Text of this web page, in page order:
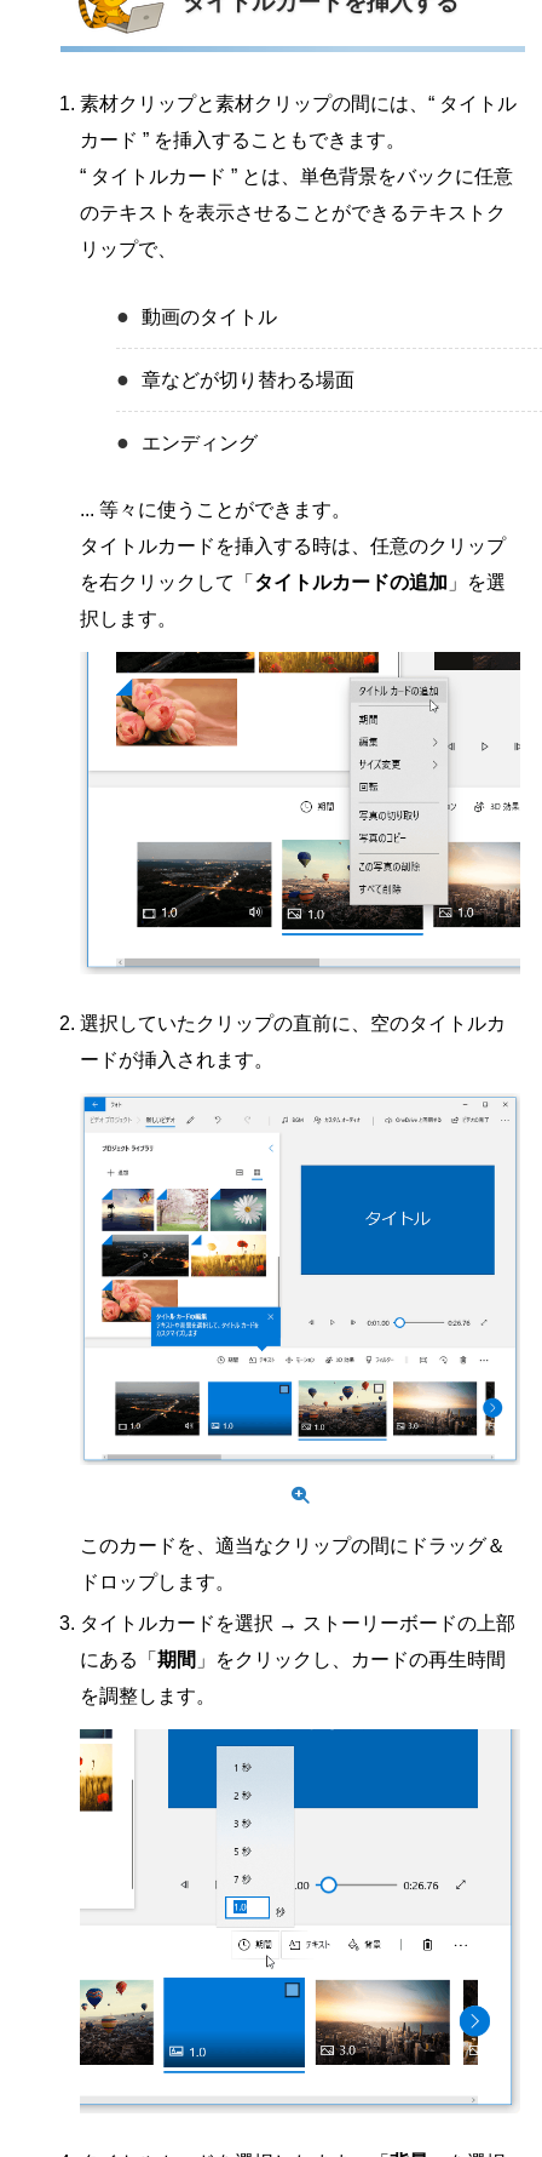
素材クリップと素材クリップの間には、“ タイトル
カード ” を挿入することもできます。
“ タイトルカード ” とは、単色背景をバックに任意
のテキストを表示させることができるテキストク
リップで、
動画のタイトル
章などが切り替わる場面
エンディング
... 等々に使うことができます。
タイトルカードを挿入する時は、任意のクリップ
を右クリックして「 タイトルカードの追加 」を選
択します。
選択していたクリップの直前に、空のタイトルカ
ードが挿入されます。
このカードを、適当なクリップの間にドラッグ＆
ドロップします。
タイトルカードを選択 → ストーリーボードの上部
にある「 期間 」をクリックし、カードの再生時間
を調整します。